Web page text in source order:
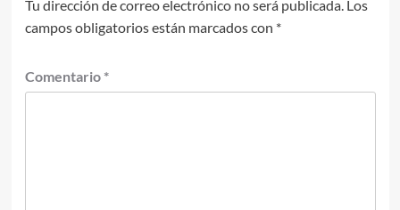
Tu dirección de correo electrónico no será publicada. Los
campos obligatorios están marcados con *
Comentario *